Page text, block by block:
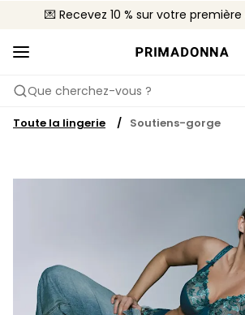
💌 Recevez 10 % sur votre
🚚 Livraison gratuite à partir de
📦 Retours gratuits
Que cherchez-vous ?
Toute la lingerie Soutiens-gorge